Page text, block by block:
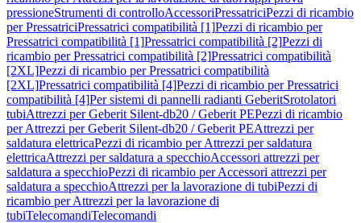
pressioneStrumenti di controlloAccessoriPressatriciPezzi di ricambio
per PressatriciPressatrici compatibilità [1]Pezzi di ricambio per
Pressatrici compatibilità [1]Pressatrici compatibilità [2]Pezzi di
ricambio per Pressatrici compatibilità [2]Pressatrici compatibilità
[2XL]Pezzi di ricambio per Pressatrici compatibilità
[2XL]Pressatrici compatibilità [4]Pezzi di ricambio per Pressatrici
compatibilità [4]Per sistemi di pannelli radianti GeberitSrotolatori
tubiAttrezzi per Geberit Silent-db20 / Geberit PEPezzi di ricambio
per Attrezzi per Geberit Silent-db20 / Geberit PEAttrezzi per
saldatura elettricaPezzi di ricambio per Attrezzi per saldatura
elettricaAttrezzi per saldatura a specchioAccessori attrezzi per
saldatura a specchioPezzi di ricambio per Accessori attrezzi per
saldatura a specchioAttrezzi per la lavorazione di tubiPezzi di
ricambio per Attrezzi per la lavorazione di
tubiTelecomandiTelecomandi